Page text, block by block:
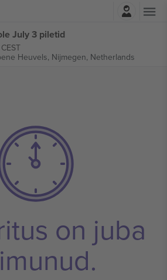
July 3 piletid
Heuvels, Nijmegen, Netherlands
on juba